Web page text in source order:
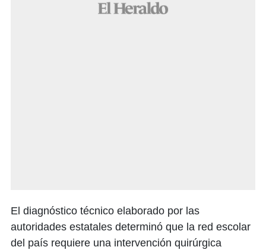
​El diagnóstico técnico elaborado por las
autoridades estatales determinó que la red escolar
del país requiere una intervención quirúrgica